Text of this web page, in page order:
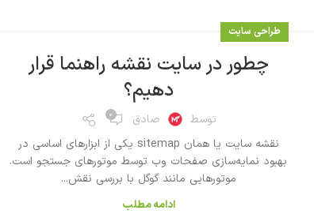
طراحی سایت
چطور در سایت نقشه راهنما قرار
دهیم؟
توسط صادق ۰
نقشه سایت یا همان sitemap یکی از ابزارهای اساسی در
بهبود نمایه‌سازی صفحات وب توسط موتورهای جستجو است.
موتورهایی مانند گوگل با بررسی نقش...
ادامه مطلب